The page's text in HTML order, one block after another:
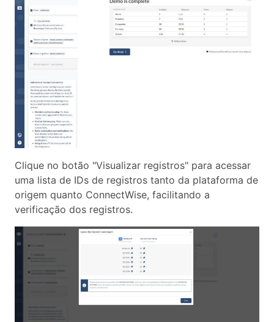
Clique no botão "Visualizar registros" para acessar
uma lista de IDs de registros tanto da plataforma de
origem quanto ConnectWise, facilitando a
verificação dos registros.